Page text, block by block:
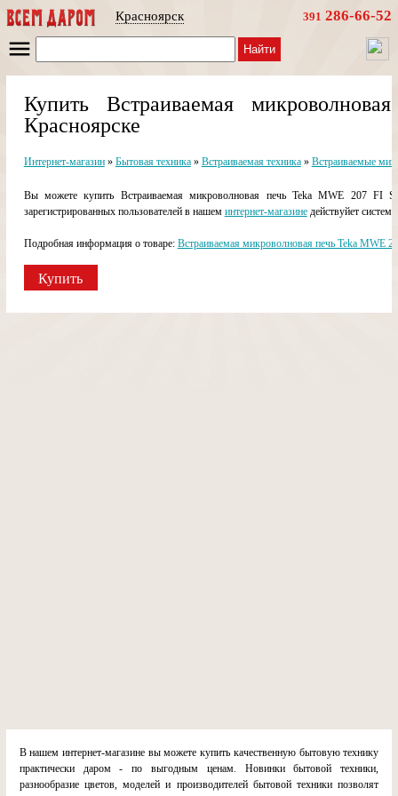
Красноярск 391 286-66-52
Найти
Купить Встраиваемая
Красноярске
Интернет-магазин» Бытовая техника» Встраиваемая техника» Встраиваемые
Вы можете купить Встраиваемая микроволновая печь Teka MWE 207 FI
зарегистрированных пользователей в нашем интернет-магазинедействуйет
Подробная информация о товаре: Встраиваемая микроволновая печь Teka MWE
Купить
В нашем интернет-магазине вы можете купить качественную бытовую технику
практически даром - по выгодным ценам. Новинки бытовой техники,
разнообразие цветов, моделей и производителей бытовой техники позволят